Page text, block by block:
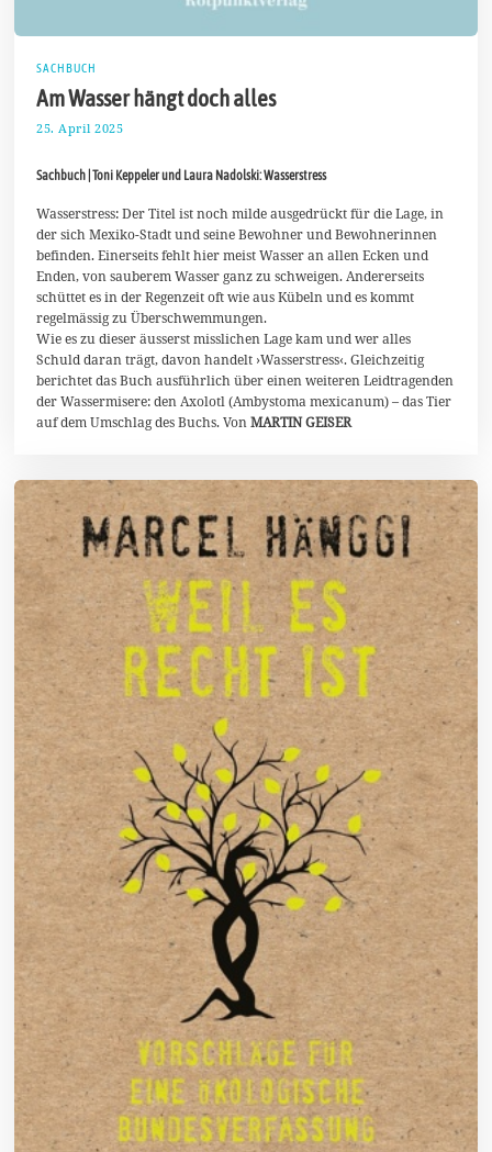
SACHBUCH
Am Wasser hängt doch alles
25. April 2025
a
2
2
5
Sachbuch | Toni Keppeler und Laura Nadolski: Wasserstress
Wasserstress: Der Titel ist noch milde ausgedrückt für die Lage, in
der sich Mexiko-Stadt und seine Bewohner und Bewohnerinnen
befinden. Einerseits fehlt hier meist Wasser an allen Ecken und
Enden, von sauberem Wasser ganz zu schweigen. Andererseits
schüttet es in der Regenzeit oft wie aus Kübeln und es kommt
regelmässig zu Überschwemmungen.
Wie es zu dieser äusserst misslichen Lage kam und wer alles
Schuld daran trägt, davon handelt ›Wasserstress‹. Gleichzeitig
berichtet das Buch ausführlich über einen weiteren Leidtragenden
der Wassermisere: den Axolotl (Ambystoma mexicanum) – das Tier
auf dem Umschlag des Buchs. VonMARTIN GEISER